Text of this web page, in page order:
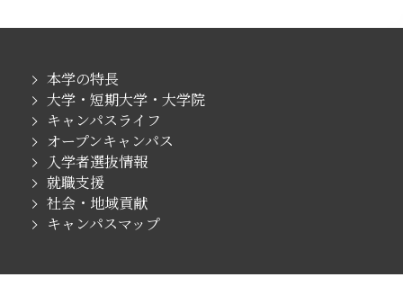
本学の特長
大学・短期大学・大学院
キャンパスライフ
オープンキャンパス
入学者選抜情報
就職支援
社会・地域貢献
キャンパスマップ